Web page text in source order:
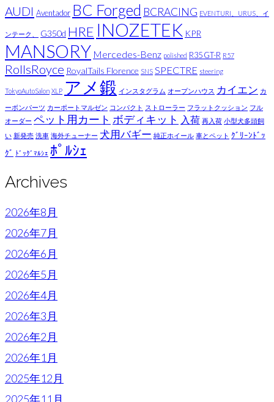
AUDI Aventador BC Forged BCRACING EVENTURI、URUS、イ
ンテーク、 G350d HRE INOZETEK KPR
MANSORY Mercedes-Benz polished R35 GT-R R57
RollsRoyce RoyalTails Florence SNS SPECTRE steering
TokyoAutoSalon XLP アメ鍛 インスタグラム オープンハウス カイエン カ
ーボンパーツ カーポートマルゼン コンパクト ストローラー フラットクッション フル
オーダー ペット用カート ボディキット 入荷 再入荷 小型犬多頭飼
い 新発売 洗車 海外チューナー 犬用バギー 純正ホイール 車とペット ｸﾞﾘｰﾝﾄﾞｯ
ｸﾞ
ﾄﾞｯｸﾞﾏﾙｼｪ ﾎﾟﾙｼｪ
Archives
2026年8月
2026年7月
2026年6月
2026年5月
2026年4月
2026年3月
2026年2月
2026年1月
2025年12月
2025年11月